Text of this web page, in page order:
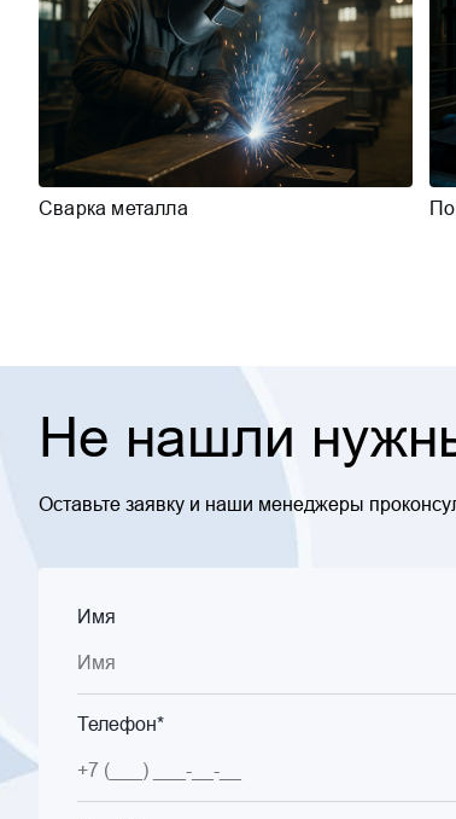
Сварка металла
Не нашли
Оставьте заявку и наши менеджеры
Имя
Телефон*